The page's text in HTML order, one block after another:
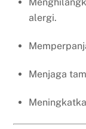
alergi.
Menjaga